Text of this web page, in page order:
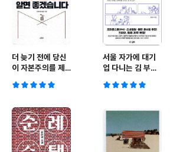
더 늦기 전에 당신
이 자본주의를 제
니다
서울 자가에 대기
업 다니는 김 부장